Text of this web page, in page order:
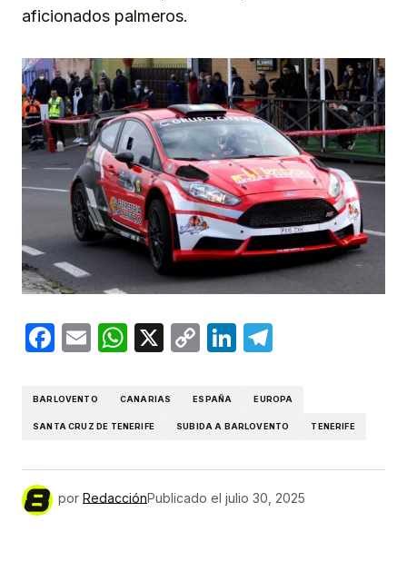
aficionados palmeros.
Facebook
EmailWhatsApp
X
CopyLinkedIn
BARLOVENTO CANARIAS ESPAÑA EUROPA
SANTA CRUZ DE TENERIFE SUBIDA A BARLOVENTO TENERIFE
por RedacciónPublicado el julio 30, 2025